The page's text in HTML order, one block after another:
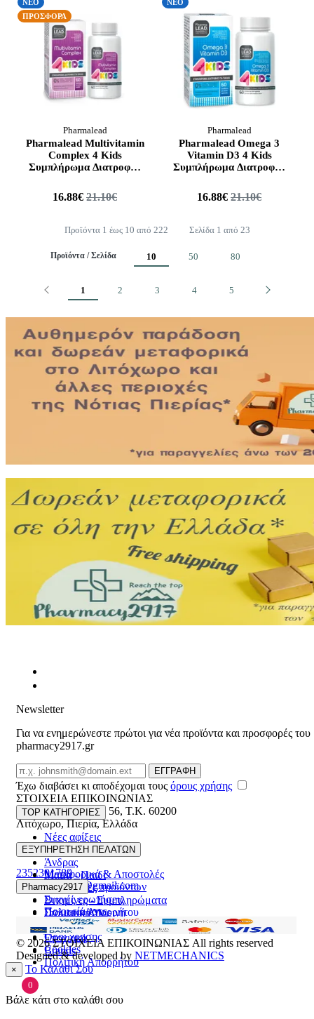
ΝΕΟ
ΠΡΟΣΦΟΡΑ
Pharmalead
Pharmalead Multivitamin
Complex 4 Kids
Συμπλήρωμα Διατροφής
16.88€ 21.10€
ΝΕΟ
Pharmalead
Pharmalead Omega 3
Vitamin D3 4 Kids
Συμπλήρωμα Διατροφής
16.88€ 21.10€
Προϊόντα 1 έως 10 από 222 Σελίδα 1 από 23
Προϊόντα / Σελίδα 10 50 80
Προηγούμενο
1 2 3 4 5 Επόμενο
Newsletter
Για να ενημερώνεστε πρώτοι για νέα προϊόντα και προσφορές του
pharmacy2917.gr
Email
ΕΓΓΡΑΦΗ
Έχω διαβάσει κι αποδέχομαι τους όρους χρήσης
ΣΤΟΙΧΕΙΑ ΕΠΙΚΟΙΝΩΝΙΑΣ
Βασ. Κωνσταντίνου 56, T.K. 60200
Λιτόχωρο,Πιερία,Ελλάδα
ΓΕΜΗ:165892448000
2352301789
pharmacy2917@gmail.com
TOP ΚΑΤΗΓΟΡΙΕΣ
Νέες αφίξεις
Γυναίκα
Άνδρας
Μαμά - Παιδί
Προσφορές
Βιταμίνες - Συμπληρώματα
Στοματική Υγιεινή
Πρόσωπο
Εποχιακά
Brands
ΕΞΥΠΗΡΕΤΗΣΗ ΠΕΛΑΤΩΝ
Μεταφορικά & Αποστολές
Επιστροφές προϊόντων
Συχνές ερωτήσεις
Πολιτική Απορρήτου
Pharmacy2917
Ποιοι είμαστε
Επικοινωνία
Όροι χρήσης
Cookies
Πολιτική Απορρήτου
© 2026ΣΤΟΙΧΕΙΑ ΕΠΙΚΟΙΝΩΝΙΑΣ All rights reserved
Designed & developed by NETMECHANICS
× Το Καλάθι Σου
0
Βάλε κάτι στο καλάθι σου